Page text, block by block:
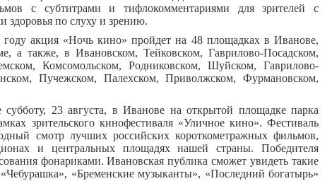
с субтитрами и тифлокомментариями для зрителей с
здоровья по слуху и зрению.
акция «Ночь кино» пройдет на 48 площадках в Иванове,
также, в Ивановском, Тейковском, Гаврилово-Посадском,
Комсомольском, Родниковском, Шуйском, Гаврилово-
Пучежском, Палехском, Приволжском, Фурмановском,
23 августа, в Иванове на открытой площадке парка
зрительского кинофестиваля «Уличное кино». Фестиваль
смотр лучших российских короткометражных фильмов,
и центральных площадях нашей страны. Победителя
фонариками. Ивановская публика сможет увидеть такие
«Бременские музыканты», «Последний богатырь»